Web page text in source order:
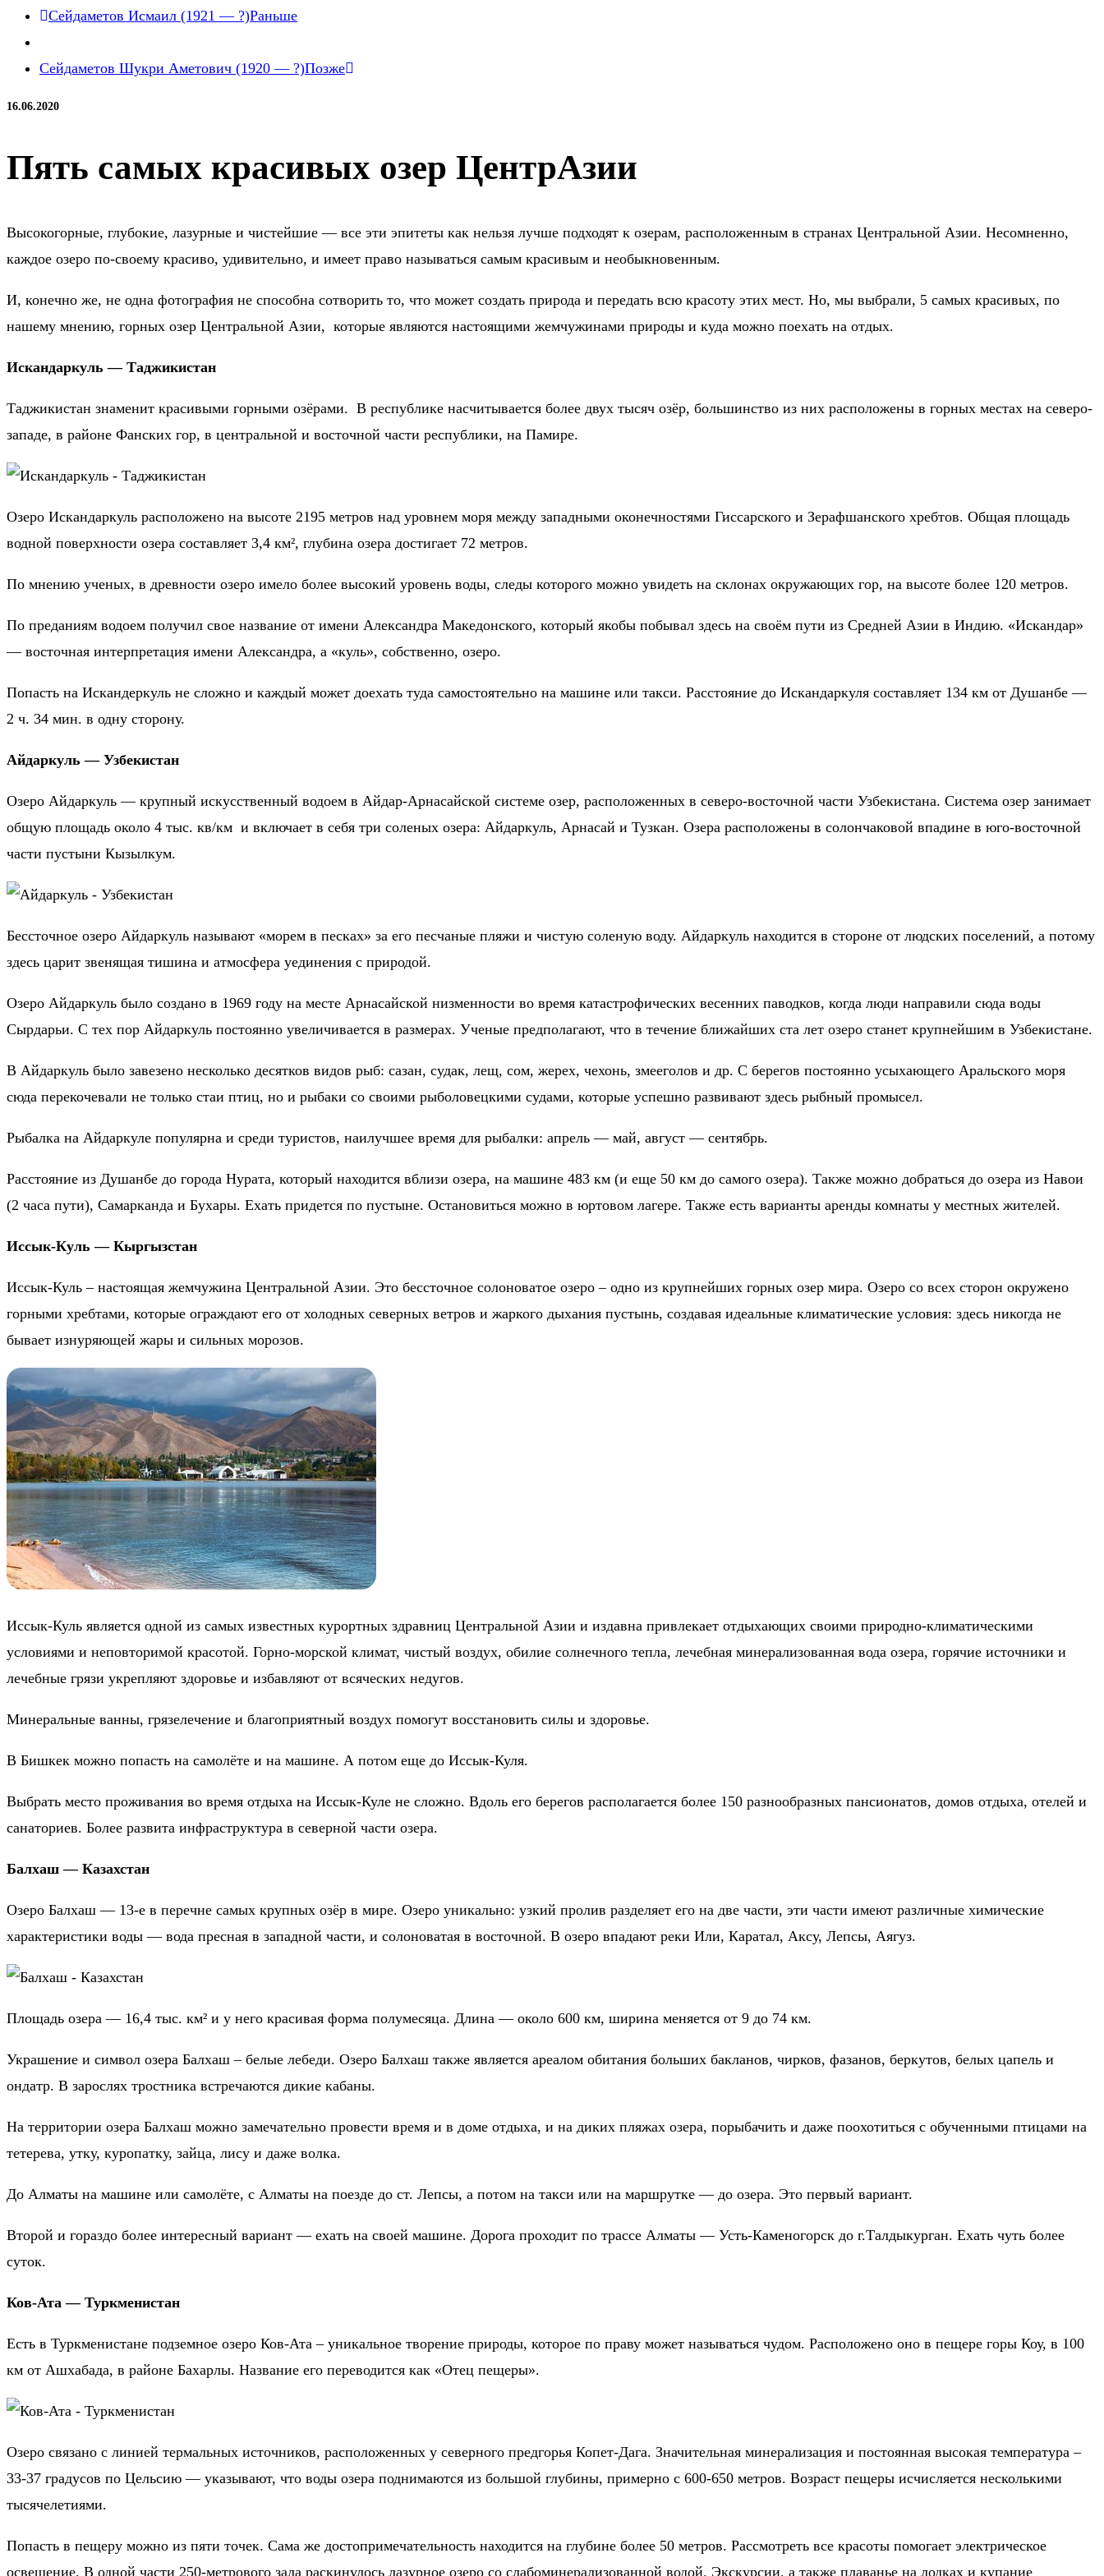
Сейдаметов Исмаил (1921 — ?)Раньше
Сейдаметов Шукри Аметович (1920 — ?)Позже
16.06.2020
Пять самых красивых озер ЦентрАзии
Высокогорные, глубокие, лазурные и чистейшие — все эти эпитеты как нельзя лучше подходят к озерам, расположенным в странах Центральной Азии. Несомненно,
каждое озеро по-своему красиво, удивительно, и имеет право называться самым красивым и необыкновенным.
И, конечно же, не одна фотография не способна сотворить то, что может создать природа и передать всю красоту этих мест. Но, мы выбрали, 5 самых красивых, по
нашему мнению, горных озер Центральной Азии, которые являются настоящими жемчужинами природы и куда можно поехать на отдых.
Искандаркуль — Таджикистан
Таджикистан знаменит красивыми горными озёрами. В республике насчитывается более двух тысяч озёр, большинство из них расположены в горных местах на северо-
западе, в районе Фанских гор, в центральной и восточной части республики, на Памире.
Озеро Искандаркуль расположено на высоте 2195 метров над уровнем моря между западными оконечностями Гиссарского и Зерафшанского хребтов. Общая площадь
водной поверхности озера составляет 3,4 км², глубина озера достигает 72 метров.
По мнению ученых, в древности озеро имело более высокий уровень воды, следы которого можно увидеть на склонах окружающих гор, на высоте более 120 метров.
По преданиям водоем получил свое название от имени Александра Македонского, который якобы побывал здесь на своём пути из Средней Азии в Индию. «Искандар»
— восточная интерпретация имени Александра, а «куль», собственно, озеро.
Попасть на Искандеркуль не сложно и каждый может доехать туда самостоятельно на машине или такси. Расстояние до Искандаркуля составляет 134 км от Душанбе —
2 ч. 34 мин. в одну сторону.
Айдаркуль — Узбекистан
Озеро Айдаркуль — крупный искусственный водоем в Айдар-Арнасайской системе озер, расположенных в северо-восточной части Узбекистана. Система озер занимает
общую площадь около 4 тыс. кв/км и включает в себя три соленых озера: Айдаркуль, Арнасай и Тузкан. Озера расположены в солончаковой впадине в юго-восточной
части пустыни Кызылкум.
Бессточное озеро Айдаркуль называют «морем в песках» за его песчаные пляжи и чистую соленую воду. Айдаркуль находится в стороне от людских поселений, а потому
здесь царит звенящая тишина и атмосфера уединения с природой.
Озеро Айдаркуль было создано в 1969 году на месте Арнасайской низменности во время катастрофических весенних паводков, когда люди направили сюда воды
Сырдарьи. С тех пор Айдаркуль постоянно увеличивается в размерах. Ученые предполагают, что в течение ближайших ста лет озеро станет крупнейшим в Узбекистане.
В Айдаркуль было завезено несколько десятков видов рыб: сазан, судак, лещ, сом, жерех, чехонь, змееголов и др. С берегов постоянно усыхающего Аральского моря
сюда перекочевали не только стаи птиц, но и рыбаки со своими рыболовецкими судами, которые успешно развивают здесь рыбный промысел.
Рыбалка на Айдаркуле популярна и среди туристов, наилучшее время для рыбалки: апрель — май, август — сентябрь.
Расстояние из Душанбе до города Нурата, который находится вблизи озера, на машине 483 км (и еще 50 км до самого озера). Также можно добраться до озера из Навои
(2 часа пути), Самарканда и Бухары. Ехать придется по пустыне. Остановиться можно в юртовом лагере. Также есть варианты аренды комнаты у местных жителей.
Иссык-Куль — Кыргызстан
Иссык-Куль – настоящая жемчужина Центральной Азии. Это бессточное солоноватое озеро – одно из крупнейших горных озер мира. Озеро со всех сторон окружено
горными хребтами, которые ограждают его от холодных северных ветров и жаркого дыхания пустынь, создавая идеальные климатические условия: здесь никогда не
бывает изнуряющей жары и сильных морозов.
Иссык-Куль является одной из самых известных курортных здравниц Центральной Азии и издавна привлекает отдыхающих своими природно-климатическими
условиями и неповторимой красотой. Горно-морской климат, чистый воздух, обилие солнечного тепла, лечебная минерализованная вода озера, горячие источники и
лечебные грязи укрепляют здоровье и избавляют от всяческих недугов.
Минеральные ванны, грязелечение и благоприятный воздух помогут восстановить силы и здоровье.
В Бишкек можно попасть на самолёте и на машине. А потом еще до Иссык-Куля.
Выбрать место проживания во время отдыха на Иссык-Куле не сложно. Вдоль его берегов располагается более 150 разнообразных пансионатов, домов отдыха, отелей и
санаториев. Более развита инфраструктура в северной части озера.
Балхаш — Казахстан
Озеро Балхаш — 13-е в перечне самых крупных озёр в мире. Озеро уникально: узкий пролив разделяет его на две части, эти части имеют различные химические
характеристики воды — вода пресная в западной части, и солоноватая в восточной. В озеро впадают реки Или, Каратал, Аксу, Лепсы, Аягуз.
Площадь озера — 16,4 тыс. км² и у него красивая форма полумесяца. Длина — около 600 км, ширина меняется от 9 до 74 км.
Украшение и символ озера Балхаш – белые лебеди. Озеро Балхаш также является ареалом обитания больших бакланов, чирков, фазанов, беркутов, белых цапель и
ондатр. В зарослях тростника встречаются дикие кабаны.
На территории озера Балхаш можно замечательно провести время и в доме отдыха, и на диких пляжах озера, порыбачить и даже поохотиться с обученными птицами на
тетерева, утку, куропатку, зайца, лису и даже волка.
До Алматы на машине или самолёте, с Алматы на поезде до ст. Лепсы, а потом на такси или на маршрутке — до озера. Это первый вариант.
Второй и гораздо более интересный вариант — ехать на своей машине. Дорога проходит по трассе Алматы — Усть-Каменогорск до г.Талдыкурган. Ехать чуть более
суток.
Ков-Ата — Туркменистан
Есть в Туркменистане подземное озеро Ков-Ата – уникальное творение природы, которое по праву может называться чудом. Расположено оно в пещере горы Коу, в 100
км от Ашхабада, в районе Бахарлы. Название его переводится как «Отец пещеры».
Озеро связано с линией термальных источников, расположенных у северного предгорья Копет-Дага. Значительная минерализация и постоянная высокая температура –
33-37 градусов по Цельсию — указывают, что воды озера поднимаются из большой глубины, примерно с 600-650 метров. Возраст пещеры исчисляется несколькими
тысячелетиями.
Попасть в пещеру можно из пяти точек. Сама же достопримечательность находится на глубине более 50 метров. Рассмотреть все красоты помогает электрическое
освещение. В одной части 250-метрового зала раскинулось лазурное озеро со слабоминерализованной водой. Экскурсии, а также плаванье на лодках и купание